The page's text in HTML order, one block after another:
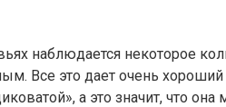
наблюдается некоторое
Все это дает очень
а это значит, что